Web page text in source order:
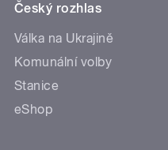
Český rozhlas
Válka na Ukrajině
Komunální volby
Stanice
eShop